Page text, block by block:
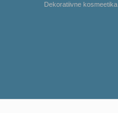
Dekoratiivne kosmeetika